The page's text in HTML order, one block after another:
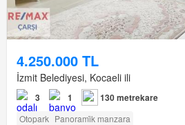
4.250.000 TL
İzmit Belediyesi, Kocaeli ili
3 1 130 metrekare
Otopark Panorami̇k manzara